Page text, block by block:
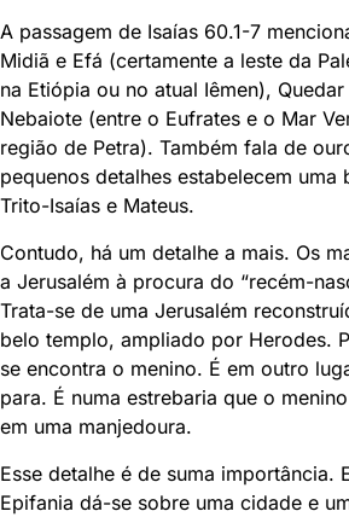
A passagem de Isaías 60.1-7
Midiã e Efá (certamente a leste da
na Etiópia ou no atual Iêmen),
Nebaiote (entre o Eufrates e o Mar
região de Petra). Também fala de
pequenos detalhes estabelecem uma
Trito-Isaías e Mateus.
Contudo, há um detalhe a mais. Os
a Jerusalém à procura do “recém-
Trata-se de uma Jerusalém
belo templo, ampliado por Herodes.
se encontra o menino. É em outro
para. É numa estrebaria que o
em uma manjedoura.
Esse detalhe é de suma importância.
Epifania dá-se sobre uma cidade e